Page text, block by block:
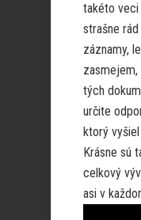
takéto veci
strašne
záznamy,
zasmejem,
tých
určite
ktorý
Krásne sú
celkový
asi v